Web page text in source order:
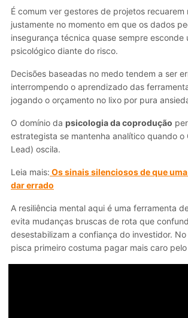
É comum ver gestores de projetos recuarem
justamente no momento em que os dados
insegurança técnica quase sempre esconde
psicológico diante do risco.
Decisões baseadas no medo tendem a ser
interrompendo o aprendizado das
jogando o orçamento no lixo por pura
O domínio da psicologia da coprodução
estrategista se mantenha analítico quando o
Lead) oscila.
Leia mais: Os sinais silenciosos de que
dar errado
A resiliência mental aqui é uma ferramenta
evita mudanças bruscas de rota que
desestabilizam a confiança do investidor.
pisca primeiro costuma pagar mais caro